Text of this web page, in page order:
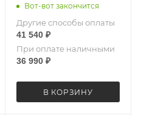
Вот-вот закончится
Другие способы оплаты
41 540₽
При оплате наличными
36 990₽
В КОРЗИНУ